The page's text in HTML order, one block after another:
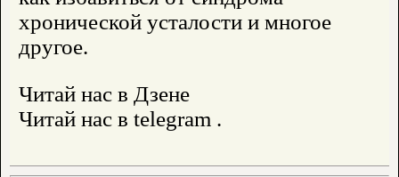
хронической усталости и многое
другое.
Читай нас в Дзене
Читай нас в telegram .